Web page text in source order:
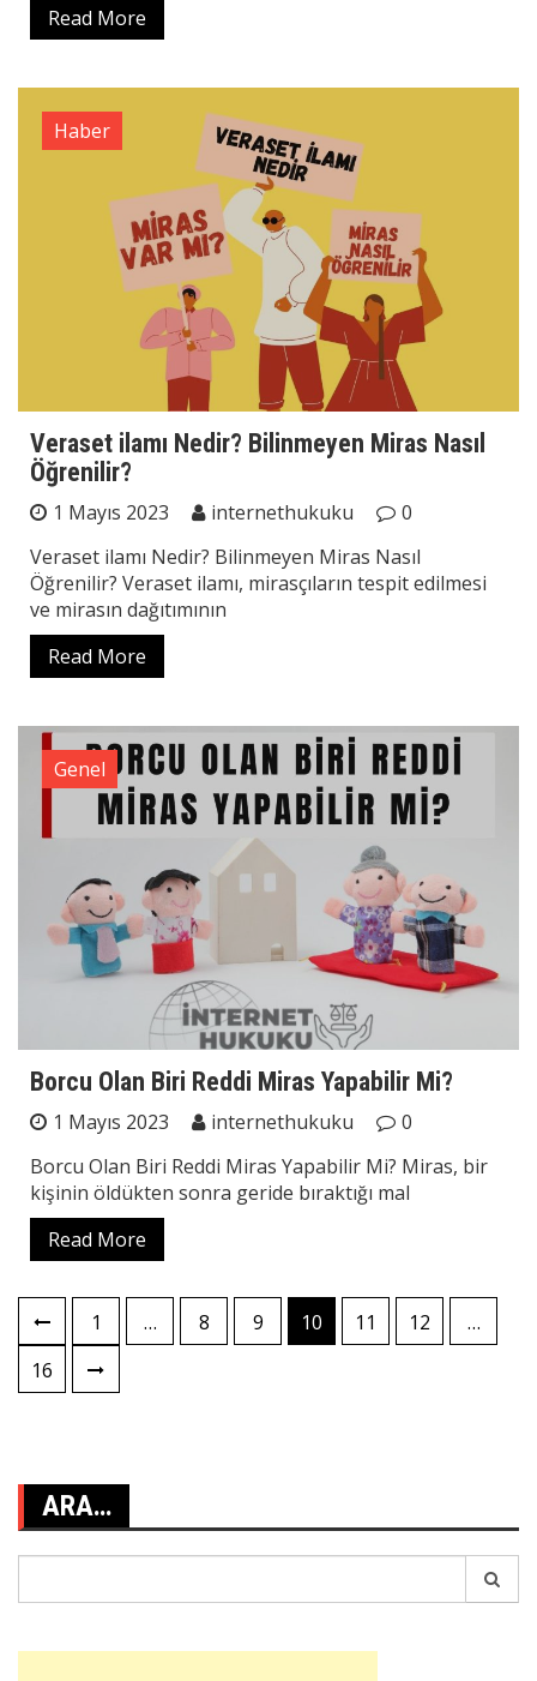
Read More
Haber
Veraset ilamı Nedir? Bilinmeyen Miras Nasıl
Öğrenilir?
1 Mayıs 2023 internethukuku
0
Veraset ilamı Nedir? Bilinmeyen Miras Nasıl
Öğrenilir? Veraset ilamı, mirasçıların tespit edilmesi
ve mirasın dağıtımının
Read More
Genel
Borcu Olan Biri Reddi Miras Yapabilir Mi?
1 Mayıs 2023 internethukuku
0
Borcu Olan Biri Reddi Miras Yapabilir Mi? Miras, bir
kişinin öldükten sonra geride bıraktığı mal
Read More
Yazı
sayfalaması
1 … 8 9 10 11 12
…
16
ARA…